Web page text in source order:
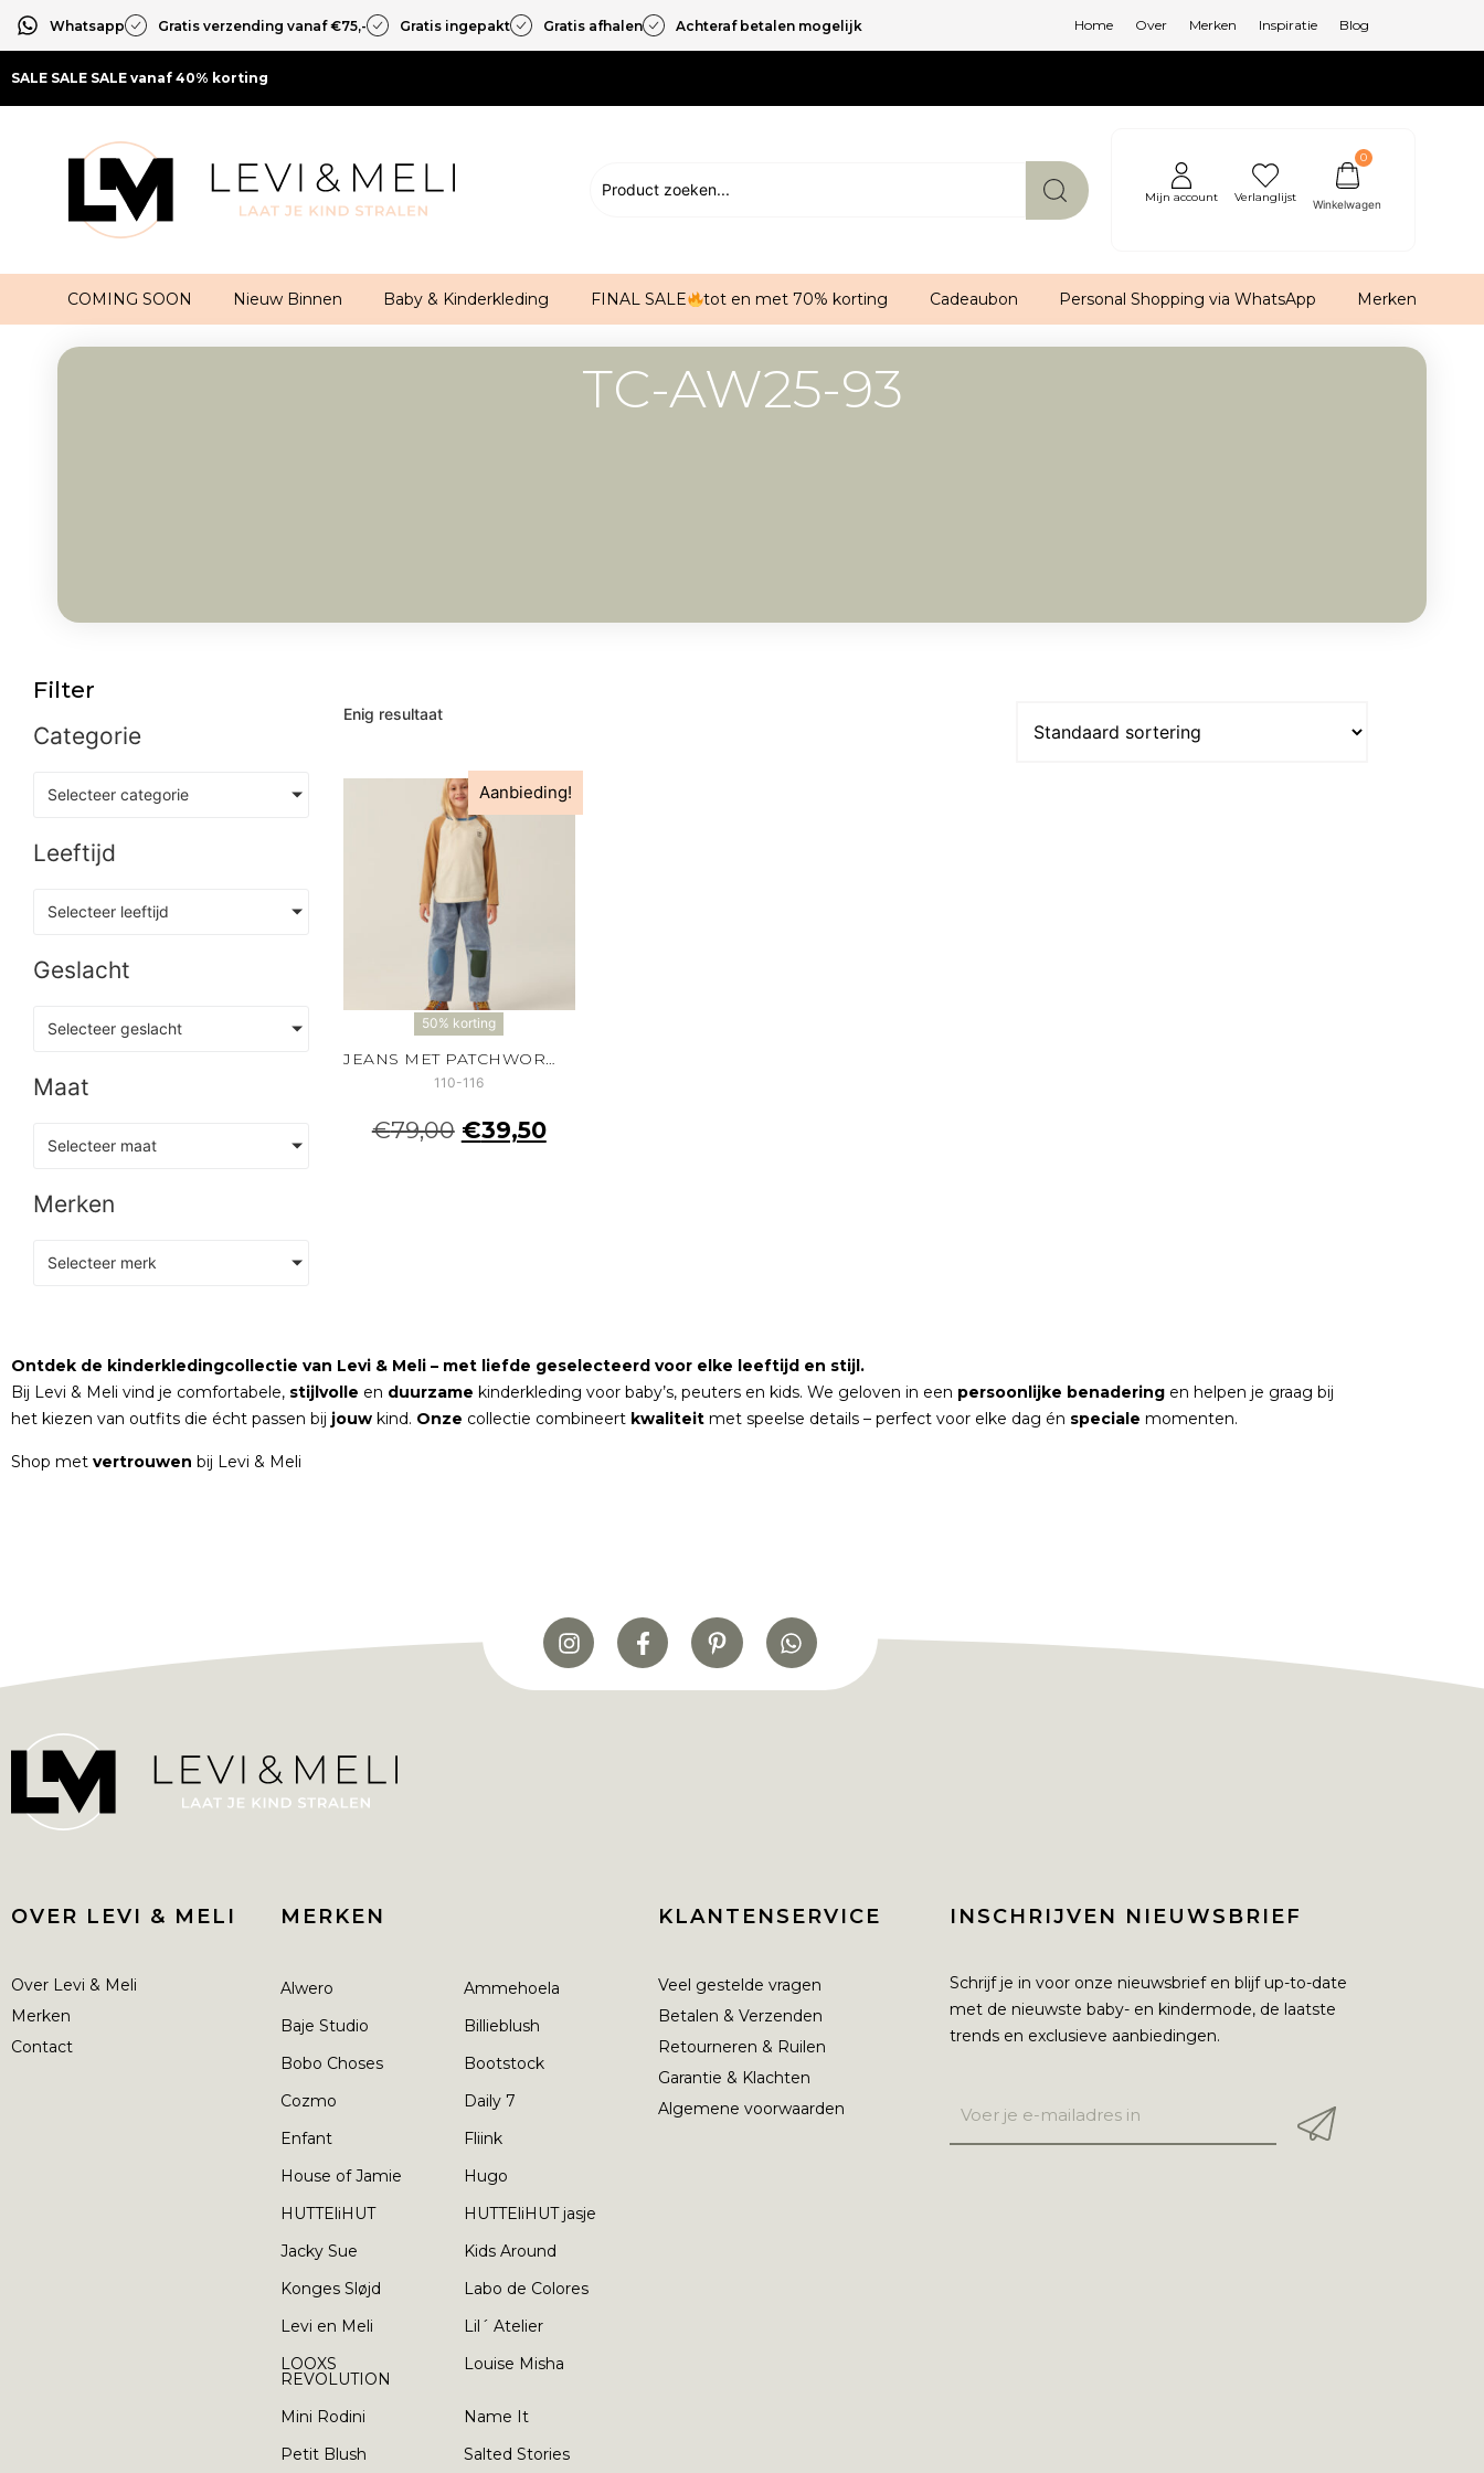
Whatsapp Gratis verzending vanaf €75,- Gratis ingepakt Gratis afhalen Achteraf betalen mogelijk Home Over Merken Inspiratie Blog
SALE SALE SALE vanaf 40% korting
Mijn account Verlanglijst
0
COMING SOON Nieuw Binnen Baby & Kinderkleding FINAL SALE tot en met 70% korting Cadeaubon Personal Shopping via WhatsApp Merken
TC-AW25-93
Filter
Categorie
Selecteer categorie
Leeftijd
Selecteer leeftijd
Geslacht
Selecteer geslacht
Maat
Selecteer maat
Merken
Selecteer merk
Enig resultaat
Aanbieding!
50% korting
JEANS MET PATCHWORK LICHT BLAUW
110-116
€79,00 €39,50
Ontdek de kinderkledingcollectie van Levi & Meli – met liefde geselecteerd voor elke leeftijd en stijl.
Bij Levi & Meli vind je comfortabele, stijlvolle en duurzame kinderkleding voor baby’s, peuters en kids. We geloven in een persoonlijke benadering en helpen je graag bij
het kiezen van outfits die écht passen bij jouw kind. Onze collectie combineert kwaliteit met speelse details – perfect voor elke dag én speciale momenten.
Shop met vertrouwen bij Levi & Meli
OVER LEVI & MELI
Over Levi & Meli
Merken
Contact
MERKEN
Alwero
Ammehoela
Baje Studio
Billieblush
Bobo Choses
Bootstock
Cozmo
Daily 7
Enfant
Fliink
House of Jamie
Hugo
HUTTEliHUT
HUTTEliHUT jasje
Jacky Sue
Kids Around
Konges Sløjd
Labo de Colores
Levi en Meli
Lil´ Atelier
LOOXS
REVOLUTION
Louise Misha
Mini Rodini
Name It
Petit Blush
Salted Stories
KLANTENSERVICE
Veel gestelde vragen
Betalen & Verzenden
Retourneren & Ruilen
Garantie & Klachten
Algemene voorwaarden
INSCHRIJVEN NIEUWSBRIEF
Schrijf je in voor onze nieuwsbrief en blijf up-to-date
met de nieuwste baby- en kindermode, de laatste
trends en exclusieve aanbiedingen.